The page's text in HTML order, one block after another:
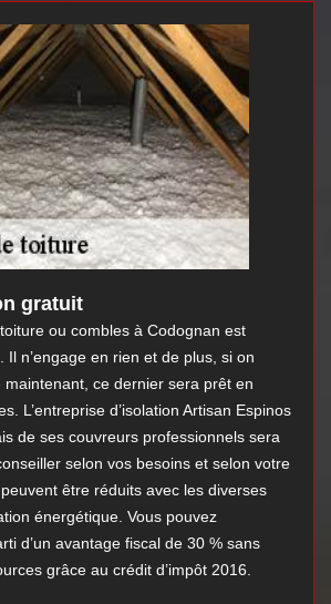
gratuit
ou combles à Codognan est
Il n’engage en rien et de plus, si on
maintenant, ce dernier sera prêt en
L’entreprise d’isolation Artisan Espinos
de ses couvreurs professionnels sera
selon vos besoins et selon votre
être réduits avec les diverses
énergétique. Vous pouvez
d’un avantage fiscal de 30 % sans
grâce au crédit d’impôt 2016.